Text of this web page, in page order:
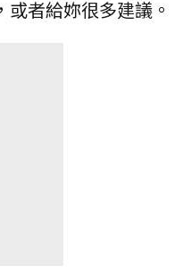
者給妳很多建議。